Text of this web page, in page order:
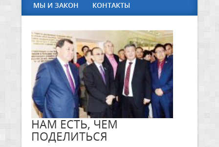
МЫ И ЗАКОН КОНТАКТЫ
НАМ ЕСТЬ, ЧЕМ
ПОДЕЛИТЬСЯ